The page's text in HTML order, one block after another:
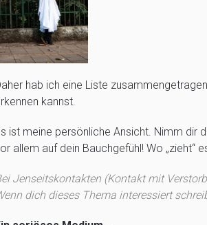
hab ich eine Liste
kannst.
ist meine persönliche Ansicht. Nimm dir
allem auf dein Bauchgefühl! Wo „zieht“
Jenseitskontakten (Kontakt mit
dich dieses Thema interessiert